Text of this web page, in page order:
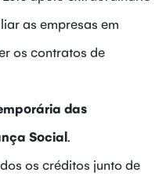
as empresas em
os contratos de
das
Social.
os créditos junto de